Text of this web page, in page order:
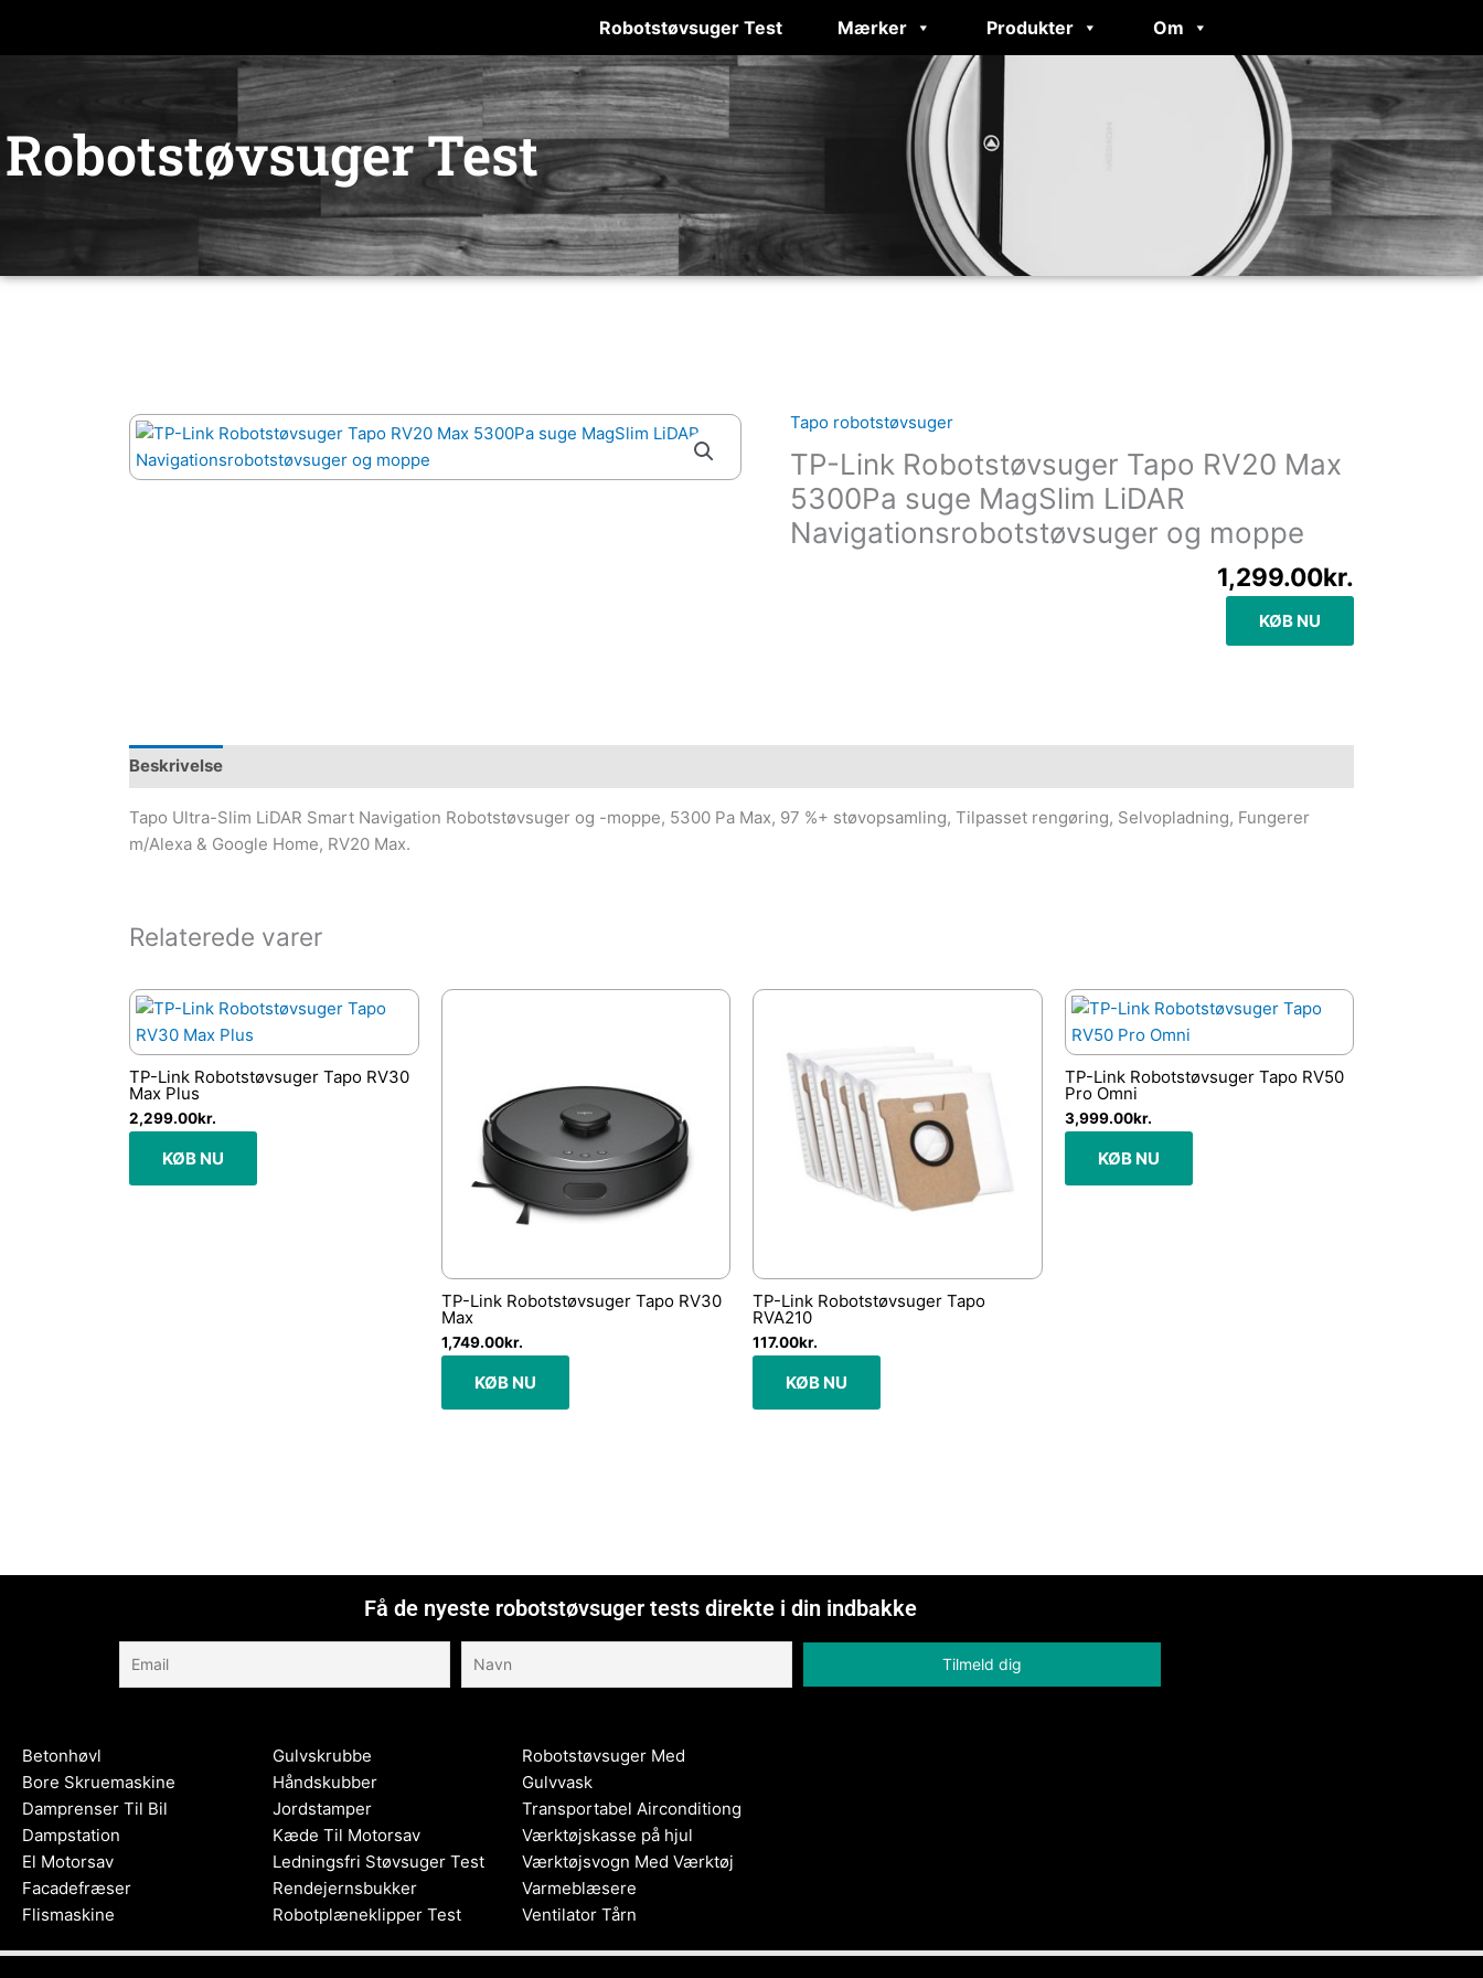
Robotstøvsuger Test Mærker Produkter Om
Robotstøvsuger Test
Tapo robotstøvsuger
TP-Link Robotstøvsuger Tapo RV20 Max
5300Pa suge MagSlim LiDAR
Navigationsrobotstøvsuger og moppe
1,299.00kr.
KØB NU
Beskrivelse
Tapo Ultra-Slim LiDAR Smart Navigation Robotstøvsuger og -moppe, 5300 Pa Max, 97 %+ støvopsamling, Tilpasset rengøring, Selvopladning, Fungerer
m/Alexa & Google Home, RV20 Max.
Relaterede varer
TP-Link Robotstøvsuger Tapo RV30
Max Plus
2,299.00kr.
KØB NU
TP-Link Robotstøvsuger Tapo RV30
Max
1,749.00kr.
KØB NU
TP-Link Robotstøvsuger Tapo
RVA210
117.00kr.
KØB NU
TP-Link Robotstøvsuger Tapo RV50
Pro Omni
3,999.00kr.
KØB NU
Få de nyeste robotstøvsuger tests direkte i din indbakke
Betonhøvl
Bore Skruemaskine
Damprenser Til Bil
Dampstation
El Motorsav
Facadefræser
Flismaskine
Gulvskrubbe
Håndskubber
Jordstamper
Kæde Til Motorsav
Ledningsfri Støvsuger Test
Rendejernsbukker
Robotplæneklipper Test
Robotstøvsuger Med
Gulvvask
Transportabel Airconditiong
Værktøjskasse på hjul
Værktøjsvogn Med Værktøj
Varmeblæsere
Ventilator Tårn